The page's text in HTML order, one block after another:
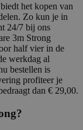
het kopen van
Zo kun je in
24/7 bij ons
3m Strong
half vier in de
werkdag al
bestellen is
profiteer je
dan € 29,00.